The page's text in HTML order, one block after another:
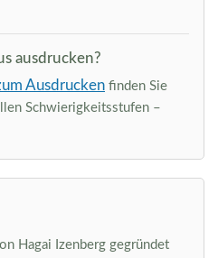
ausdrucken?
Ausdrucken finden Sie
Schwierigkeitsstufen –
Hagai Izenberg gegründet